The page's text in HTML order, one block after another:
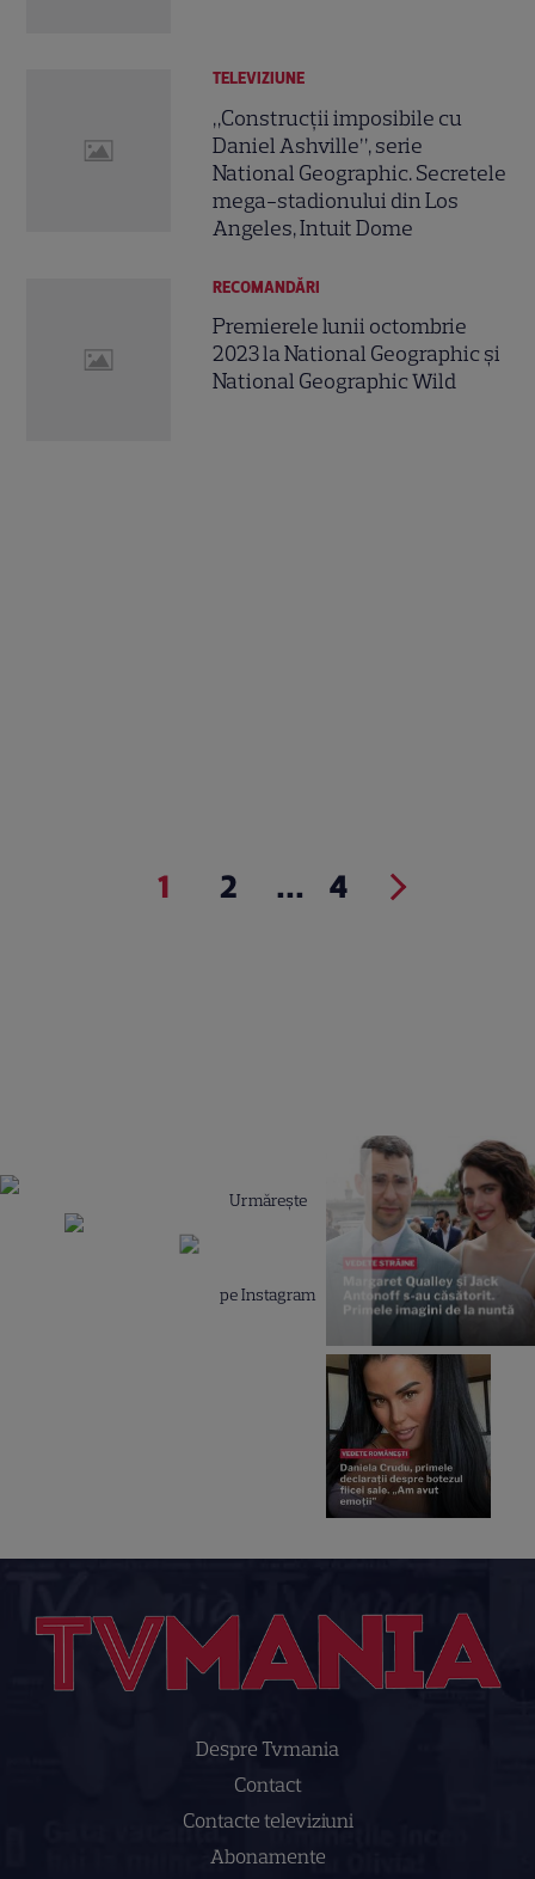
TELEVIZIUNE
„Construcții imposibile cu
Daniel Ashville”, serie
National Geographic. Secretele
mega-stadionului din Los
Angeles, Intuit Dome
RECOMANDĂRI
Premierele lunii octombrie
2023 la National Geographic și
National Geographic Wild
1 2 ... 4
Urmărește
pe Instagram
Despre Tvmania
Contact
Contacte televiziuni
Abonamente